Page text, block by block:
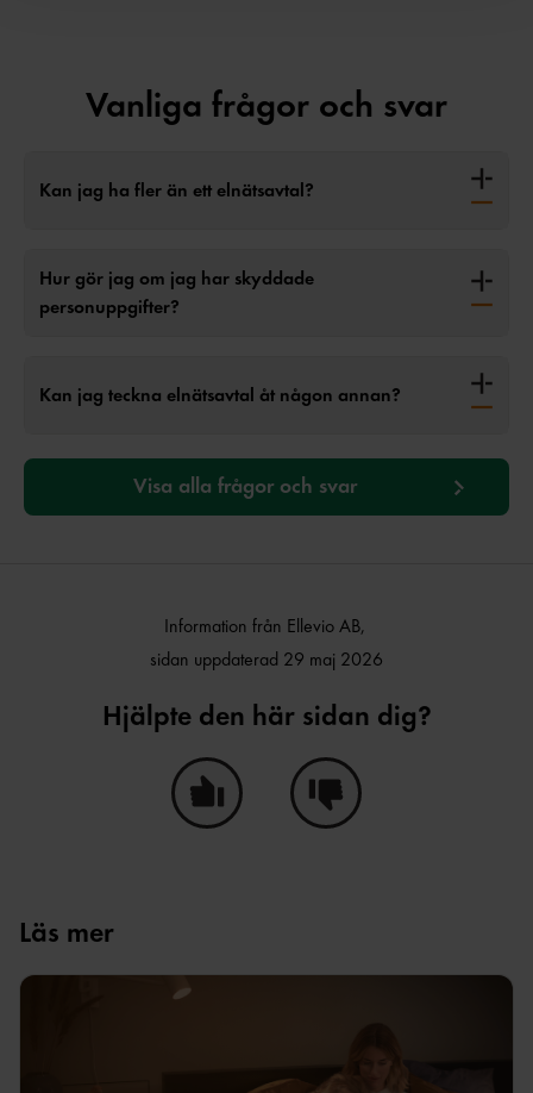
Vanliga frågor och svar
Kan jag ha fler än ett elnätsavtal?
Hur gör jag om jag har skyddade
personuppgifter?
Kan jag teckna elnätsavtal åt någon annan?
Visa alla frågor och svar
Information från Ellevio AB,
sidan uppdaterad 29 maj 2026
Hjälpte den här sidan dig?
Läs mer